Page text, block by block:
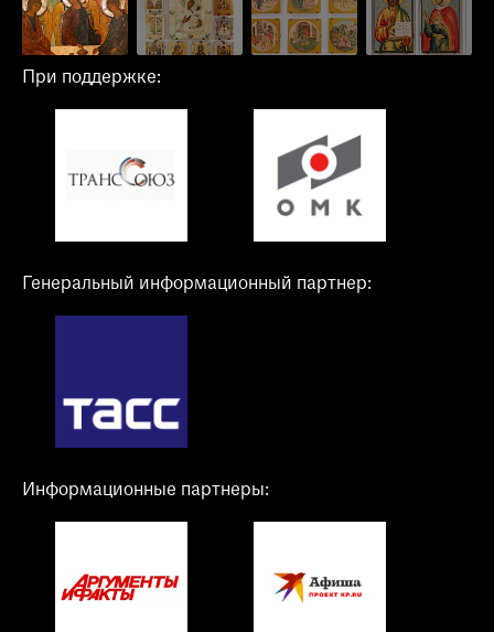
При поддержке:
Генеральный информационный партнер:
Информационные партнеры: